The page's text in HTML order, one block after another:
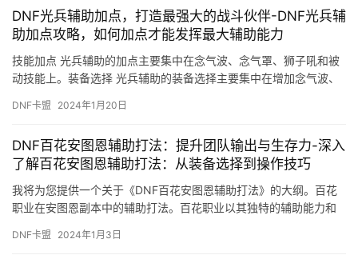
DNF光兵辅助加点，打造最强大的战斗伙伴-DNF光兵辅
助加点攻略，如何加点才能发挥最大辅助能力
技能加点 光兵辅助的加点主要集中在念气波、念气罩、狮子吼和被
动技能上。装备选择 光兵辅助的装备选择主要集中在增加念气波、
DNF卡盟 2024年1月20日
DNF百花安图恩辅助打法：提升团队输出与生存力-深入
了解百花安图恩辅助打法：从装备选择到操作技巧
我将为您提供一个关于《DNF百花安图恩辅助打法》的大纲。百花
职业在安图恩副本中的辅助打法。百花职业以其独特的辅助能力和
DNF卡盟 2024年1月3日